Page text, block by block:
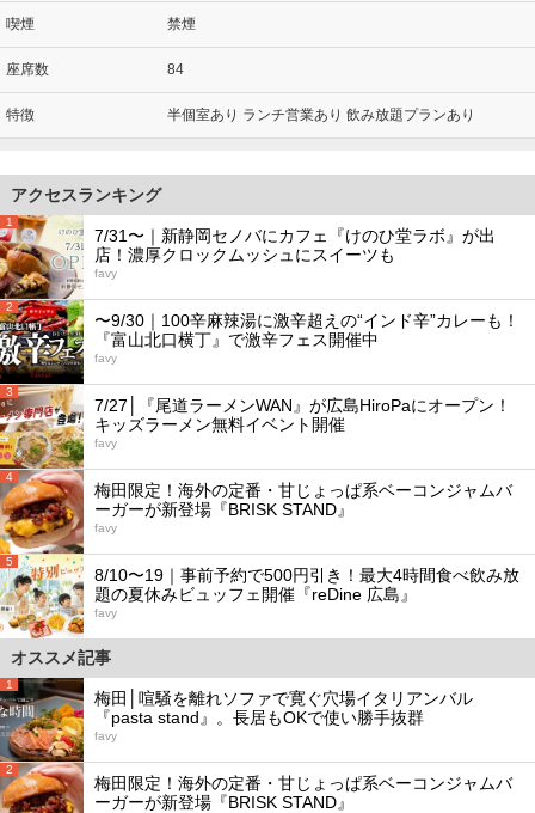
喫煙 禁煙
座席数 84
特徴 半個室あり ランチ営業あり 飲み放題プランあり
アクセスランキング
1
7/31〜｜新静岡セノバにカフェ『けのひ堂ラボ』が出
店！濃厚クロックムッシュにスイーツも
favy
2
〜9/30｜100辛麻辣湯に激辛超えの“インド辛”カレーも！
『富山北口横丁』で激辛フェス開催中
favy
3
7/27│『尾道ラーメンWAN』が広島HiroPaにオープン！
キッズラーメン無料イベント開催
favy
4
梅田限定！海外の定番・甘じょっぱ系ベーコンジャムバ
ーガーが新登場『BRISK STAND』
favy
5
8/10〜19｜事前予約で500円引き！最大4時間食べ飲み放
題の夏休みビュッフェ開催『reDine 広島』
favy
オススメ記事
1
梅田│喧騒を離れソファで寛ぐ穴場イタリアンバル
『pasta stand』。長居もOKで使い勝手抜群
favy
2
梅田限定！海外の定番・甘じょっぱ系ベーコンジャムバ
ーガーが新登場『BRISK STAND』